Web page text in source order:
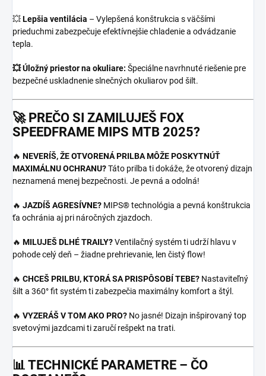
💥Lepšia ventilácia – Vylepšená konštrukcia s väčšími
prieduchmi zabezpečuje efektívnejšie chladenie a odvádzanie
tepla.
💥 Úložný priestor na okuliare: Špeciálne navrhnuté riešenie pre
bezpečné uskladnenie slnečných okuliarov pod šilt.
🚀 PREČO SI ZAMILUJEŠ FOX
SPEEDFRAME MIPS MTB 2025?
🔥 NEVERÍŠ, ŽE OTVORENÁ PRILBA MÔŽE POSKYTNÚŤ
MAXIMÁLNU OCHRANU?Táto prilba ti dokáže, že otvorený dizajn
neznamená menej bezpečnosti. Je pevná a odolná!
🔥 JAZDÍŠ AGRESÍVNE? MIPS® technológia a pevná konštrukcia
ťa ochránia aj pri náročných zjazdoch.
🔥 MILUJEŠ DLHÉ TRAILY?Ventilačný systém ti udrží hlavu v
pohode celý deň – žiadne prehrievanie, len čistý flow!
🔥 CHCEŠ PRILBU, KTORÁ SA PRISPÔSOBÍ TEBE? Nastaviteľný
šilt a 360° fit systém ti zabezpečia maximálny komfort a štýl.
🔥 VYZERÁŠ V TOM AKO PRO? No jasné! Dizajn inšpirovaný top
svetovými jazdcami ti zaručí rešpekt na trati.
📊 TECHNICKÉ PARAMETRE – ČO